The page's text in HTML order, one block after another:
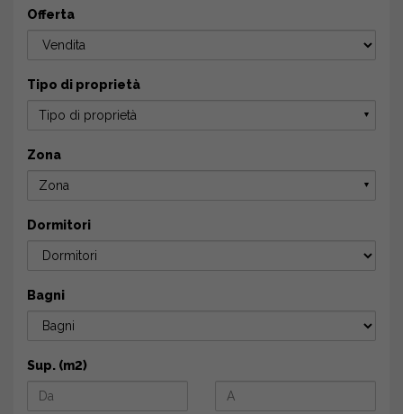
Offerta
Tipo di proprietà
Tipo di proprietà ▼
Zona
Zona ▼
Dormitori
Bagni
Sup. (m2)